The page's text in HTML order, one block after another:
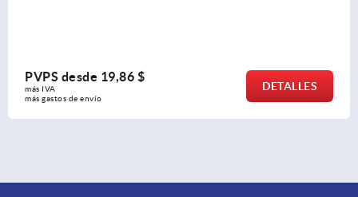
DETALLES
17,57 $